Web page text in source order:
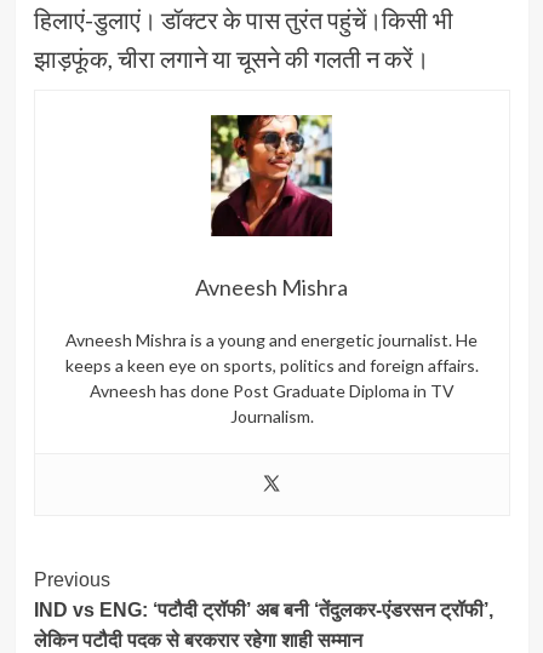
हिलाएं-डुलाएं। डॉक्टर के पास तुरंत पहुंचें।किसी भी
झाड़फूंक, चीरा लगाने या चूसने की गलती न करें।
Avneesh Mishra
Avneesh Mishra is a young and energetic journalist. He
keeps a keen eye on sports, politics and foreign affairs.
Avneesh has done Post Graduate Diploma in TV
Journalism.
Post
Navigation
Previous
IND vs ENG: ‘पटौदी ट्रॉफी’ अब बनी ‘तेंदुलकर-एंडरसन ट्रॉफी’,
लेकिन पटौदी पदक से बरकरार रहेगा शाही सम्मान